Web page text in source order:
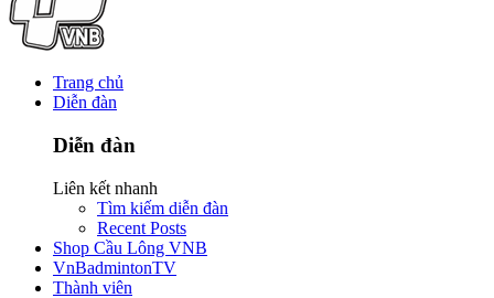
Trang chủ
Diễn đàn
Diễn đàn
Liên kết nhanh
Tìm kiếm diễn đàn
Recent Posts
Shop Cầu Lông VNB
VnBadmintonTV
Thành viên